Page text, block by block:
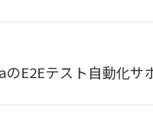
E2Eテスト自動化サ